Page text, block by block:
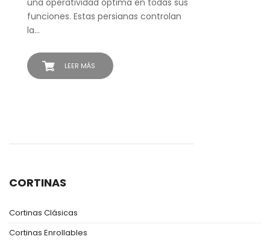
CORTINAS
Cortinas Clásicas
Cortinas Enrollables
LEER MÁS
una operatividad óptima en todas sus
funciones. Estas persianas controlan
la…